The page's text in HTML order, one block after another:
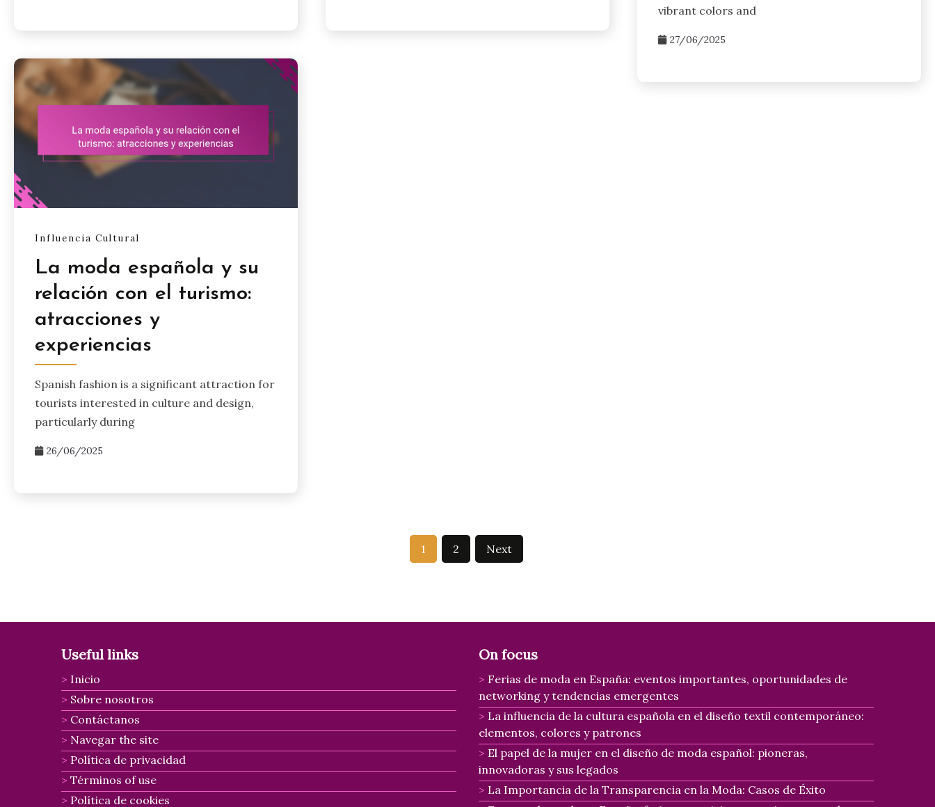
vibrant colors and
27/06/2025
Influencia Cultural
La moda española y su
relación con el turismo:
atracciones y
experiencias
Spanish fashion is a significant attraction for
tourists interested in culture and design,
particularly during
26/06/2025
1 2 Next
Useful links
Inicio
Sobre nosotros
Contáctanos
Navegar the site
Política de privacidad
Términos of use
Política de cookies
On focus
Ferias de moda en España: eventos importantes, oportunidades de
networking y tendencias emergentes
La influencia de la cultura española en el diseño textil contemporáneo:
elementos, colores y patrones
El papel de la mujer en el diseño de moda español: pioneras,
innovadoras y sus legados
La Importancia de la Transparencia en la Moda: Casos de Éxito